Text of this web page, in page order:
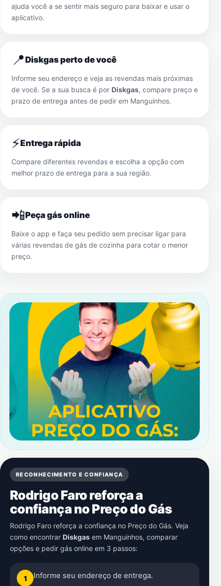
ajuda você a se sentir mais seguro para baixar e usar o
aplicativo.
📍Diskgas perto de você
Informe seu endereço e veja as revendas mais próximas
de você. Se a sua busca é por Diskgas, compare preço e
prazo de entrega antes de pedir em Manguinhos.
⚡Entrega rápida
Compare diferentes revendas e escolha a opção com
melhor prazo de entrega para a sua região.
📲Peça gás online
Baixe o app e faça seu pedido sem precisar ligar para
várias revendas de gás de cozinha para cotar o menor
preço.
RECONHECIMENTO E CONFIANÇA
Rodrigo Faro reforça a
confiança no Preço do Gás
Rodrigo Faro reforça a confiança no Preço do Gás. Veja
como encontrar Diskgas em Manguinhos, comparar
opções e pedir gás online em 3 passos:
1 Informe seu endereço de entrega.